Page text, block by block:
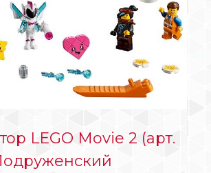
LEGO Movie 2 (арт.